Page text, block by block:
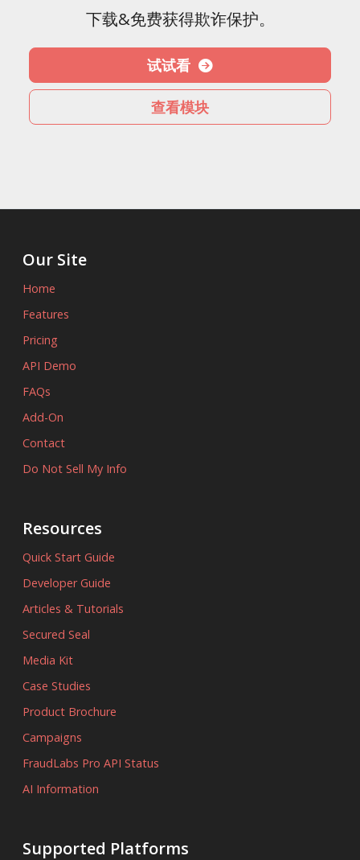
下载&免费获得欺诈保护。
试试看
查看模块
Our Site
Home
Features
Pricing
API Demo
FAQs
Add-On
Contact
Do Not Sell My Info
Resources
Quick Start Guide
Developer Guide
Articles & Tutorials
Secured Seal
Media Kit
Case Studies
Product Brochure
Campaigns
FraudLabs Pro API Status
AI Information
Supported Platforms